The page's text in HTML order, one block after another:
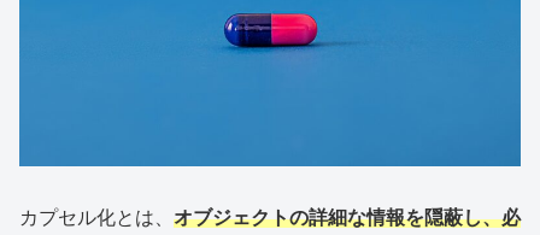
カプセル化とは、 オブジェクトの詳細な情報を隠蔽し、必